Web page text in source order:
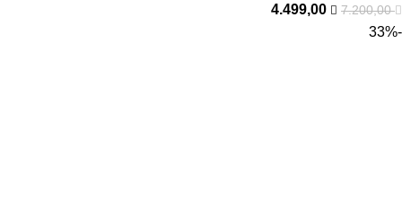
7.200,00
4.499,00
-33%